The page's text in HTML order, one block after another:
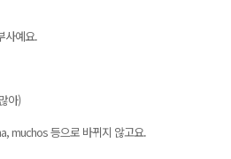
사예요.
아)
muchos 등으로 바뀌지 않고요.